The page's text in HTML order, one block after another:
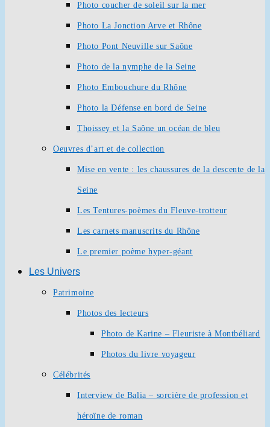
Photo coucher de soleil sur la mer
Photo La Jonction Arve et Rhône
Photo Pont Neuville sur Saône
Photo de la nymphe de la Seine
Photo Embouchure du Rhône
Photo la Défense en bord de Seine
Thoissey et la Saône un océan de bleu
Oeuvres d’art et de collection
Mise en vente : les chaussures de la descente de la
Seine
Les Tentures-poèmes du Fleuve-trotteur
Les carnets manuscrits du Rhône
Le premier poème hyper-géant
Les Univers
Patrimoine
Photos des lecteurs
Photo de Karine – Fleuriste à Montbéliard
Photos du livre voyageur
Célébrités
Interview de Balia – sorcière de profession et
héroïne de roman